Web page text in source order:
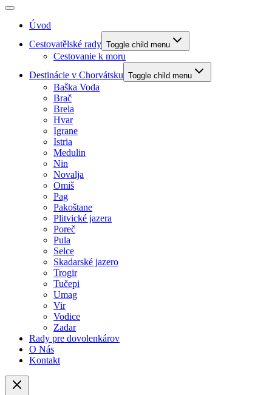
Úvod
Cestovatělské rady Toggle child menu
Cestovanie k moru
Destinácie v Chorvátsku Toggle child menu
Baška Voda
Brač
Brela
Hvar
Igrane
Istria
Medulin
Nin
Novalja
Omiš
Pag
Pakoštane
Plitvické jazera
Poreč
Pula
Selce
Skadarské jazero
Trogir
Tučepi
Umag
Vir
Vodice
Zadar
Rady pre dovolenkárov
O Nás
Kontakt